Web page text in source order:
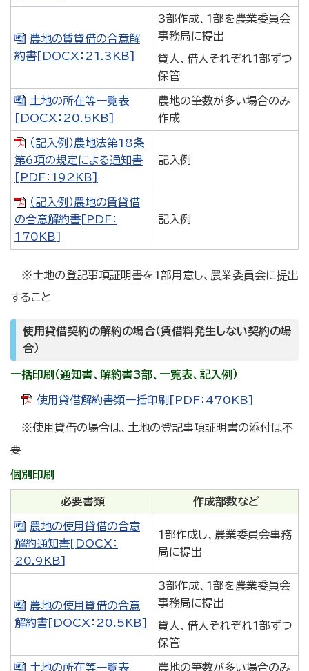
農地の賃貸借の合意解
約書[DOCX：21.3KB]
3部作成、1部を農業委員会
事務局に提出
貸人、借人それぞれ1部ずつ
保管
土地の所在等一覧表
[DOCX：20.5KB]
農地の筆数が多い場合のみ
作成
（記入例）農地法第18条
第6項の規定による通知書
[PDF：192KB]
記入例
（記入例）農地の賃貸借
の合意解約書[PDF：
170KB]
記入例
※土地の登記事項証明書を1部用意し、農業委員会に提出
すること
使用貸借契約の解約の場合（賃借料発生しない契約の場
合）
一括印刷（通知書、解約書3部、一覧表、記入例）
使用貸借解約書類一括印刷[PDF：470KB]
※使用貸借の場合は、土地の登記事項証明書の添付は不
要
個別印刷
必要書類 作成部数など
農地の使用貸借の合意
解約通知書[DOCX：
20.9KB]
1部作成し、農業委員会事務
局に提出
農地の使用貸借の合意
解約書[DOCX：20.5KB]
3部作成、1部を農業委員会
事務局に提出
貸人、借人それぞれ1部ずつ
保管
土地の所在等一覧表 農地の筆数が多い場合のみ